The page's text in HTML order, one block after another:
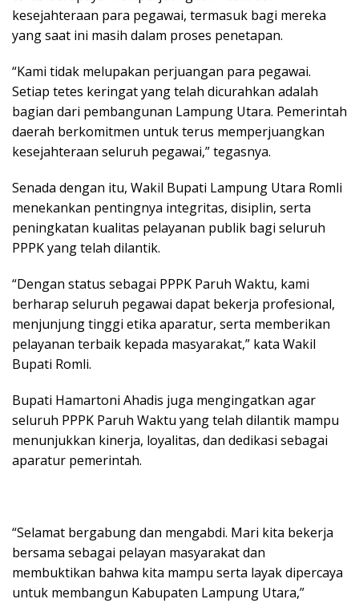
kesejahteraan para pegawai, termasuk bagi mereka
yang saat ini masih dalam proses penetapan.
“Kami tidak melupakan perjuangan para pegawai.
Setiap tetes keringat yang telah dicurahkan adalah
bagian dari pembangunan Lampung Utara. Pemerintah
daerah berkomitmen untuk terus memperjuangkan
kesejahteraan seluruh pegawai,” tegasnya.
Senada dengan itu, Wakil Bupati Lampung Utara Romli
menekankan pentingnya integritas, disiplin, serta
peningkatan kualitas pelayanan publik bagi seluruh
PPPK yang telah dilantik.
“Dengan status sebagai PPPK Paruh Waktu, kami
berharap seluruh pegawai dapat bekerja profesional,
menjunjung tinggi etika aparatur, serta memberikan
pelayanan terbaik kepada masyarakat,” kata Wakil
Bupati Romli.
Bupati Hamartoni Ahadis juga mengingatkan agar
seluruh PPPK Paruh Waktu yang telah dilantik mampu
menunjukkan kinerja, loyalitas, dan dedikasi sebagai
aparatur pemerintah.
“Selamat bergabung dan mengabdi. Mari kita bekerja
bersama sebagai pelayan masyarakat dan
membuktikan bahwa kita mampu serta layak dipercaya
untuk membangun Kabupaten Lampung Utara,”